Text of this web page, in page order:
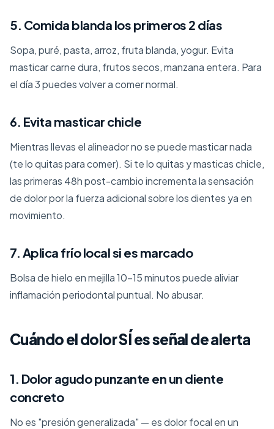
5. Comida blanda los primeros 2 días
Sopa, puré, pasta, arroz, fruta blanda, yogur. Evita
masticar carne dura, frutos secos, manzana entera. Para
el día 3 puedes volver a comer normal.
6. Evita masticar chicle
Mientras llevas el alineador no se puede masticar nada
(te lo quitas para comer). Si te lo quitas y masticas chicle,
las primeras 48h post-cambio incrementa la sensación
de dolor por la fuerza adicional sobre los dientes ya en
movimiento.
7. Aplica frío local si es marcado
Bolsa de hielo en mejilla 10-15 minutos puede aliviar
inflamación periodontal puntual. No abusar.
Cuándo el dolor SÍ es señal de alerta
1. Dolor agudo punzante en un diente
concreto
No es "presión generalizada" — es dolor focal en un